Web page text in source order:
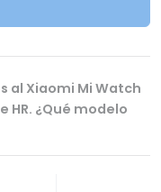
al Xiaomi Mi Watch
HR. ¿Qué modelo